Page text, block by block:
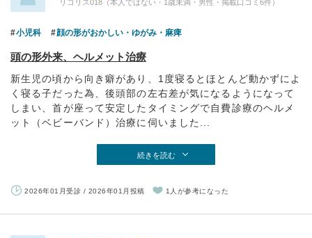
リコリス018（本人ではない・1歳未満・男性・掲載口コミ6件）
小児科 顔の形がおかしい・ゆがみ・麻痺
頭の形外来、ヘルメット治療
新生児の頃から向き癖があり、1度寝るとほとんど動かずによ
く寝る子だった為、後頭部の左右差が気になるようになって
しまい、首が座って安定したタイミングで自費診療のヘルメ
ット（ベビーバンド）治療に伺いました...
続きを読む
2026年01月受診 / 2026年01月投稿 1人が参考になった